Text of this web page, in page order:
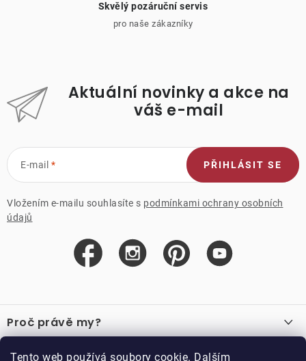
Tento web používá soubory cookie. Dalším
Skvělý pozáruční servis
pro naše zákazníky
Aktuální novinky a akce na
váš e-mail
E-mail
Vložením e-mailu souhlasíte s podmínkami ochrany osobních
údajů
PŘIHLÁSIT SE
á
p
a
Proč právě my?
Důležité odkazy